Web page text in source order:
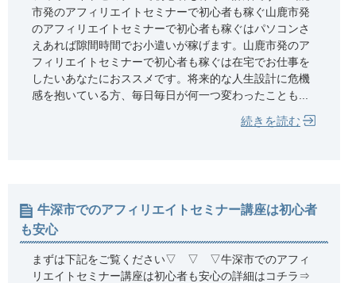
市発のアフィリエイトセミナーで初心者も稼ぐ山鹿市発
のアフィリエイトセミナーで初心者も稼ぐはパソコンさ
えあれば隙間時間でお小遣いが稼げます。山鹿市発のア
フィリエイトセミナーで初心者も稼ぐは在宅でお仕事を
したいあなたにおススメです。将来的な人生設計に危機
感を抱いている方、毎日毎日が何一つ変わったことも...
続きを読む
牛深市でのアフィリエイトセミナー講座は初心者
も安心
まずは下記をご覧ください▽ ▽ ▽牛深市でのアフィ
リエイトセミナー講座は初心者も安心の詳細はコチラ⇒